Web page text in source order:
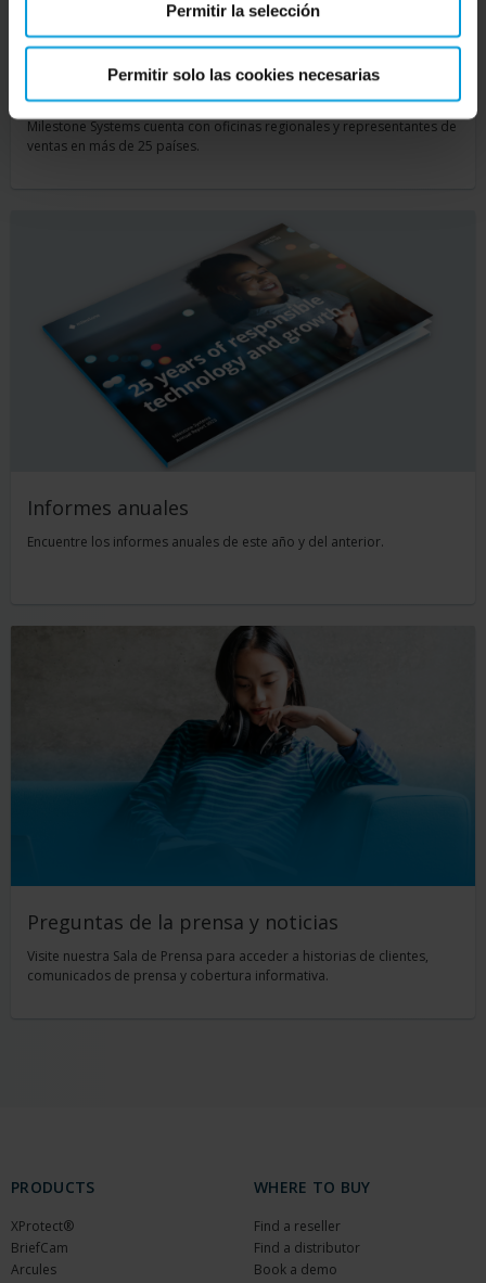
Permitir la selección
Permitir solo las cookies necesarias
Ubicaciones de Milestone Systems
Milestone Systems cuenta con oficinas regionales y representantes de
ventas en más de 25 países.
Informes anuales
Encuentre los informes anuales de este año y del anterior.
Preguntas de la prensa y noticias
Visite nuestra Sala de Prensa para acceder a historias de clientes,
comunicados de prensa y cobertura informativa.
PRODUCTS
XProtect®
BriefCam
Arcules
WHERE TO BUY
Find a reseller
Find a distributor
Book a demo